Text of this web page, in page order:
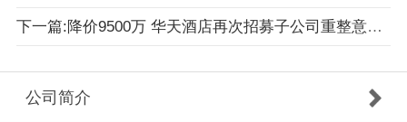
下一篇:降价9500万 华天酒店再次招募子公司重整意向投资人
公司简介